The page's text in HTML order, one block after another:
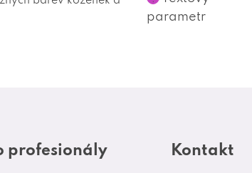
parametr
profesionály Kontakt